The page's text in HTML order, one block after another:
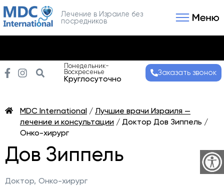
Лечение в Израиле без
посредников
Понедельник-
Воскресенье
Круглосуточно
Заказать звонок
MDC International / Лучшие врачи Израиля —
лечение и консультации / Доктор Дов Зиппель /
Онко-хирург
Дов Зиппель
Доктор, Онко-хирург